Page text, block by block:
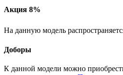
Акция 8%
На данную модель
Доборы
К данной модели можно